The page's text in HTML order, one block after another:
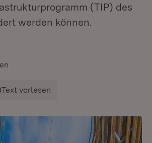
(TIP) des
werden können.
Text vorlesen